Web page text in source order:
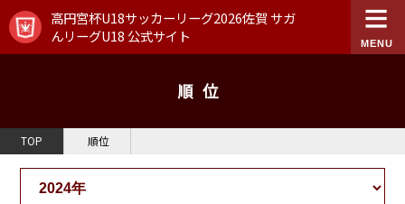
高円宮杯U18サッカーリーグ2026佐賀 サガ
んリーグU18 公式サイト
順位
TOP 順位